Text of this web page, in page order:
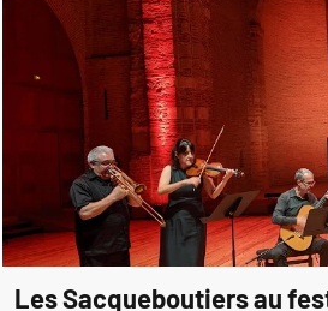
Les Sacqueboutiers au